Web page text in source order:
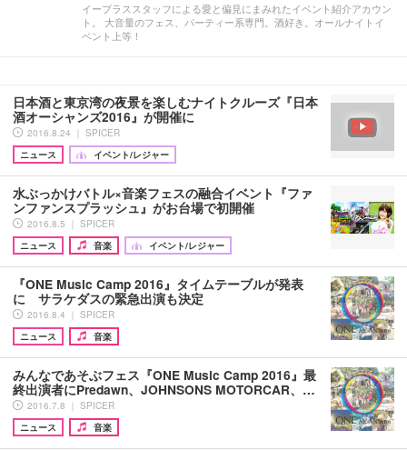
イープラススタッフによる愛と偏見にまみれたイベント紹介アカウン
ト。 大音量のフェス、パーティー系専門。酒好き。オールナイトイ
ベント上等！
日本酒と東京湾の夜景を楽しむナイトクルーズ『日本
酒オーシャンズ2016』が開催に
2016.8.24 ｜ SPICER
ニュース
イベント/レジャー
水ぶっかけバトル×音楽フェスの融合イベント『ファ
ンファンスプラッシュ』がお台場で初開催
2016.8.5 ｜ SPICER
ニュース
音楽 イベント/レジャー
『ONE Music Camp 2016』タイムテーブルが発表
に サラケダスの緊急出演も決定
2016.8.4 ｜ SPICER
ニュース
音楽
みんなであそぶフェス『ONE Music Camp 2016』最
終出演者にPredawn、JOHNSONS MOTORCAR、…
2016.7.8 ｜ SPICER
ニュース
音楽